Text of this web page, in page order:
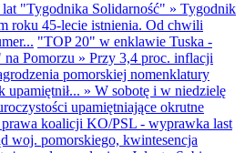
"Tygodnika Solidarność" » Tygodnik
roku 45-lecie istnienia. Od chwili
"TOP 20" w enklawie Tuska -
Pomorzu » Przy 3,4 proc. inflacji
pomorskiej nomenklatury
upamiętnił... » W sobotę i w niedzielę
upamiętniające okrutne
koalicji KO/PSL - wyprawka last
woj. pomorskiego, kwintesencja